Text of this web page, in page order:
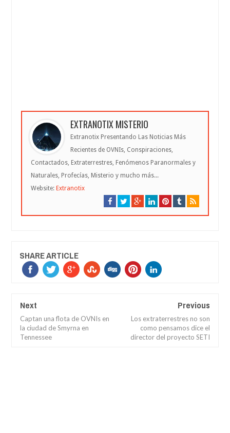
EXTRANOTIX MISTERIO
Extranotix Presentando Las Noticias Más
Recientes de OVNIs, Conspiraciones,
Contactados, Extraterrestres, Fenómenos Paranormales y
Naturales, Profecías, Misterio y mucho más...
Website: Extranotix
SHARE ARTICLE
Next
Captan una flota de OVNIs en
la ciudad de Smyrna en
Tennessee
Previous
Los extraterrestres no son
como pensamos dice el
director del proyecto SETI